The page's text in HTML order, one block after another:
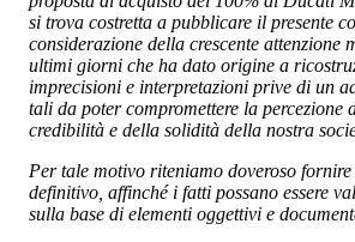
si trova costretta a pubblicare il presente
considerazione della crescente attenzione
ultimi giorni che ha dato origine a
imprecisioni e interpretazioni prive di un
tali da poter compromettere la percezione
credibilità e della solidità della nostra
Per tale motivo riteniamo doveroso
definitivo, affinché i fatti possano essere
sulla base di elementi oggettivi e